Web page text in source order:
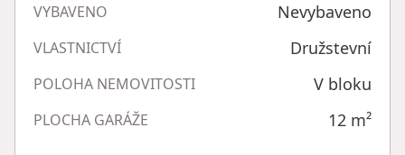
VYBAVENO Nevybaveno
VLASTNICTVÍ Družstevní
POLOHA NEMOVITOSTI V bloku
PLOCHA GARÁŽE 12 m²